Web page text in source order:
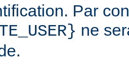
Par
ne